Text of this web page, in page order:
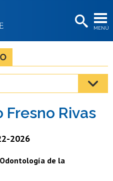
MENÚ
os
os
Fresno Rivas
2026
de la